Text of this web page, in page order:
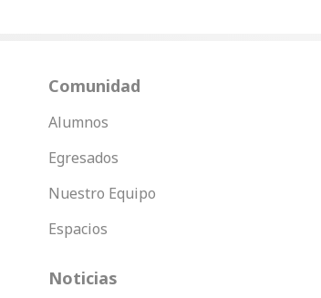
Comunidad
Alumnos
Egresados
Nuestro Equipo
Espacios
Noticias